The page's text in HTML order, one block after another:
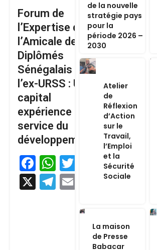
Forum de
l’Expertise de
l’Amicale des
Diplômés
Sénégalais de
l’ex-URSS : Un
capital
expérience au
service du
développement
Facebook
WhatsApp
Twitter
X
Telegram
Email
de la nouvelle
stratégie pays
pour la
période 2026 –
2030
Atelier
de
Réflexion
d’Action
sur le
Travail,
l’Emploi
et la
Sécurité
Sociale
La maison
de Presse
Babacar